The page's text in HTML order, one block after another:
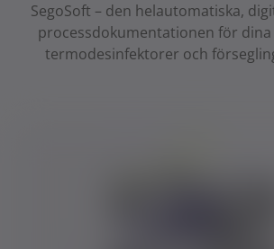
SegoSoft – den helautomatiska,
processdokumentationen för
termodesinfektorer och